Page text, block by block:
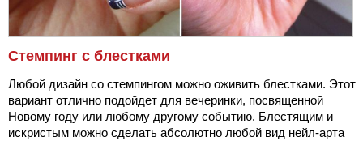
Стемпинг с блестками
Любой дизайн со стемпингом можно оживить блестками. Этот
вариант отлично подойдет для вечеринки, посвященной
Новому году или любому другому событию. Блестящим и
искристым можно сделать абсолютно любой вид нейл-арта